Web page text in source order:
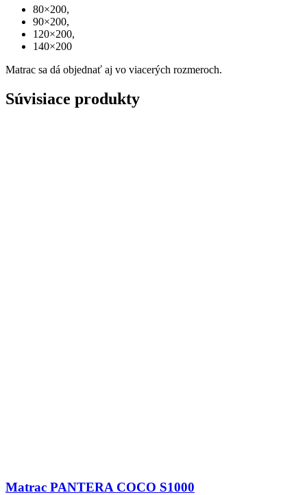
80×200,
90×200,
120×200,
140×200
Matrac sa dá objednať aj vo viacerých rozmeroch.
Súvisiace produkty
Matrac PANTERA COCO S1000